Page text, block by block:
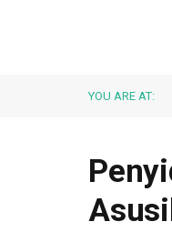
YOU ARE AT: